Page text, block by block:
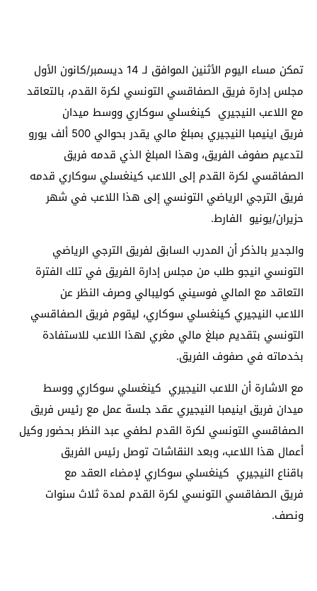
تمكن مساء اليوم الأثنين الموافق لـ 14 ديسمبر/كانون الأول
مجلس إدارة فريق الصفاقسي التونسي لكرة القدم، بالتعاقد
مع اللاعب النيجيري كينغسلي سوكاري ووسط ميدان
فريق اينيمبا النيجيري بمبلغ مالي يقدر بحوالي 500 ألف يورو
لتدعيم صفوف الفريق، وهذا المبلغ الذي قدمه فريق
الصفاقسي لكرة القدم إلى اللاعب كينغسلي سوكاري قدمه
فريق الترجي الرياضي التونسي إلى هذا اللاعب في شهر
حزيران/يونيو الفارط.
والجدير بالذكر أن المدرب السابق لفريق الترجي الرياضي
التونسي انيجو طلب من مجلس إدارة الفريق في تلك الفترة
التعاقد مع المالي فوسيني كوليبالي وصرف النظر عن
اللاعب النيجيري كينغسلي سوكاري، ليقوم فريق الصفاقسي
التونسي بتقديم مبلغ مالي مغري لهذا اللاعب للاستفادة
بخدماته في صفوف الفريق.
مع الاشارة أن اللاعب النيجيري كينغسلي سوكاري ووسط
ميدان فريق اينيمبا النيجيري عقد جلسة عمل مع رئيس فريق
الصفاقسي التونسي لكرة القدم لطفي عبد النظر بحضور وكيل
أعمال هذا اللاعب، وبعد النقاشات توصل رئيس الفريق
باقناع النيجيري كينغسلي سوكاري لإمضاء العقد مع
فريق الصفاقسي التونسي لكرة القدم لمدة ثلاث سنوات
ونصف.